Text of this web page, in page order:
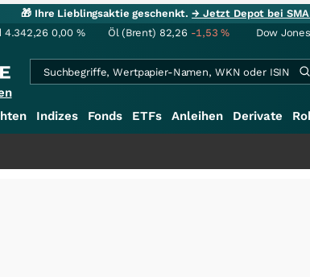
🎁 Ihre Lieblingsaktie geschenkt.→ Jetzt Depot bei
4.342,26 0,00 % Öl (Brent) 82,26 -1,53% Dow Jones
Indizes Fonds ETFs Anleihen Derivate